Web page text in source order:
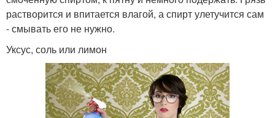
растворится и впитается влагой, а спирт улетучится сам
- смывать его не нужно.
Уксус, соль или лимон